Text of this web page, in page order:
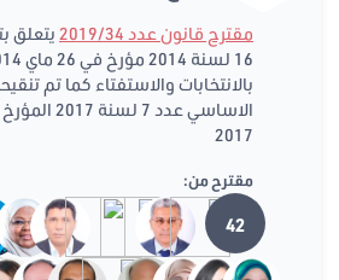
مقترح قانون عدد 2019/34
يتعلق
بالانتخابات والاستفتاء كما تم
2017
مقترح من:
42